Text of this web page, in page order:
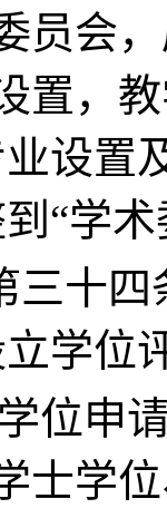
员会
置，
设置
“学
三十
学位
位申
士学